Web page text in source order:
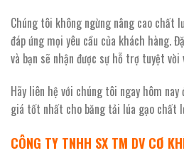
Chúng tôi không ngừng nâng cao chất
đáp ứng mọi yêu cầu của khách hàng.
và bạn sẽ nhận được sự hỗ trợ tuyệt
Hãy liên hệ với chúng tôi ngay hôm nay
giá tốt nhất cho băng tải lúa gạo chất
CÔNG TY TNHH SX TM DV CƠ